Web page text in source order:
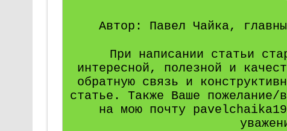
Автор: Павел Чайка,
При написании статьи
интересной, полезной и
обратную связь и
статье. Также Ваше пожелание/
на мою почту